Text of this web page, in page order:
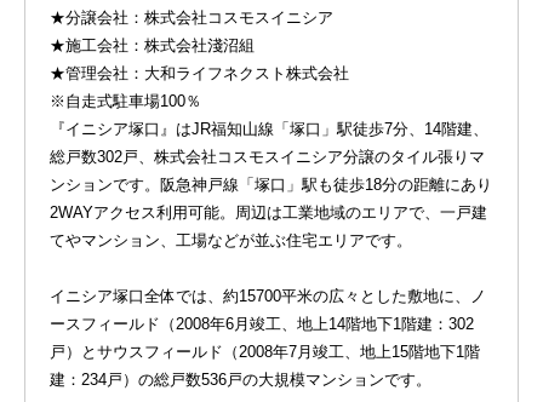
★分譲会社：株式会社コスモスイニシア
★施工会社：株式会社淺沼組
★管理会社：大和ライフネクスト株式会社
※自走式駐車場100％
『イニシア塚口』はJR福知山線「塚口」駅徒歩7分、14階建、
総戸数302戸、株式会社コスモスイニシア分譲のタイル張りマ
ンションです。阪急神戸線「塚口」駅も徒歩18分の距離にあり
2WAYアクセス利用可能。周辺は工業地域のエリアで、一戸建
てやマンション、工場などが並ぶ住宅エリアです。
イニシア塚口全体では、約15700平米の広々とした敷地に、ノ
ースフィールド（2008年6月竣工、地上14階地下1階建：302
戸）とサウスフィールド（2008年7月竣工、地上15階地下1階
建：234戸）の総戸数536戸の大規模マンションです。